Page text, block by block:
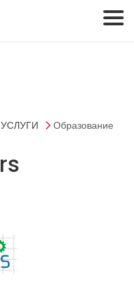
УСЛУГИ Образование